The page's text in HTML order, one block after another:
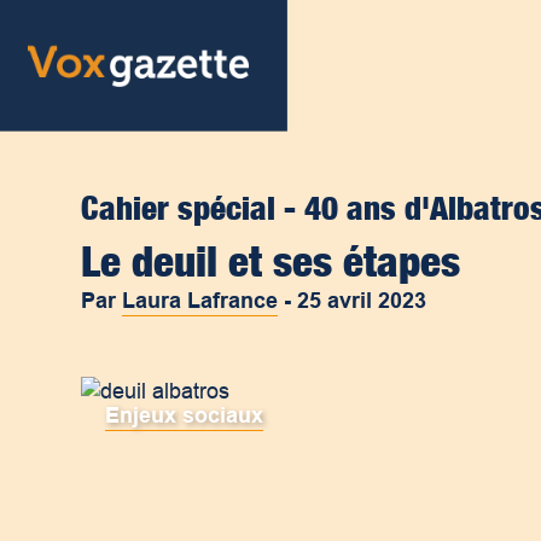
Cahier spécial - 40 ans
Le deuil et ses étapes
Par Laura Lafrance -25 avril 2023
Enjeux sociaux